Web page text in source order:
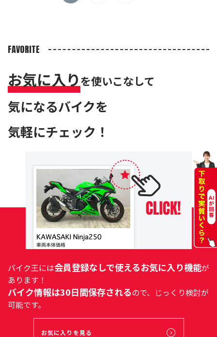
FAVORITE
お気に入りを使いこなして
気になるバイクを
気軽にチェック！
バイク王には会員登録なしで使えるお気に入り機能が
あります！
バイク情報は30日間保存されるので、じっくり検討が
可能です。
お気に入りを見る